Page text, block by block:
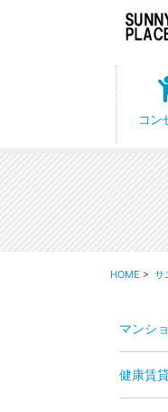
コン
HOME > サ
マンシ
健康賃